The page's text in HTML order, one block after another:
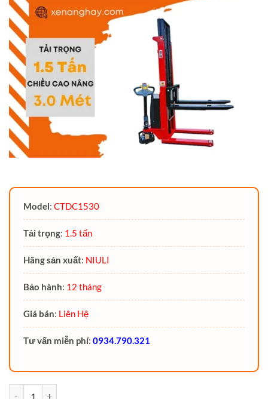
Model: CTDC1530
Tải trọng: 1.5 tấn
Hãng sản xuất: NIULI
Bảo hành: 12 tháng
Giá bán: Liên Hệ
Tư vấn miễn phí: 0934.790.321